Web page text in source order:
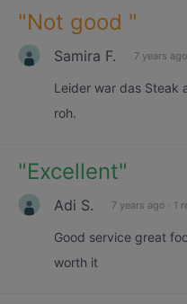
"Not good "
Samira F. 7 years ago
Leider war das Steak
roh.
"Excellent"
Adi S. 7 years ago · 1
Good service great
worth it